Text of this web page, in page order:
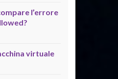
l’errore
virtuale